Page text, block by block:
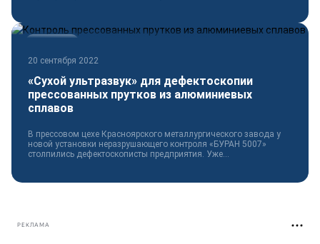
20 сентября 2022
«Сухой ультразвук» для дефектоскопии
прессованных прутков из алюминиевых
сплавов
В прессовом цехе Красноярского металлургического завода у
новой установки неразрушающего контроля «БУРАН 5007»
столпились дефектоскописты предприятия. Уже...
РЕКЛАМА